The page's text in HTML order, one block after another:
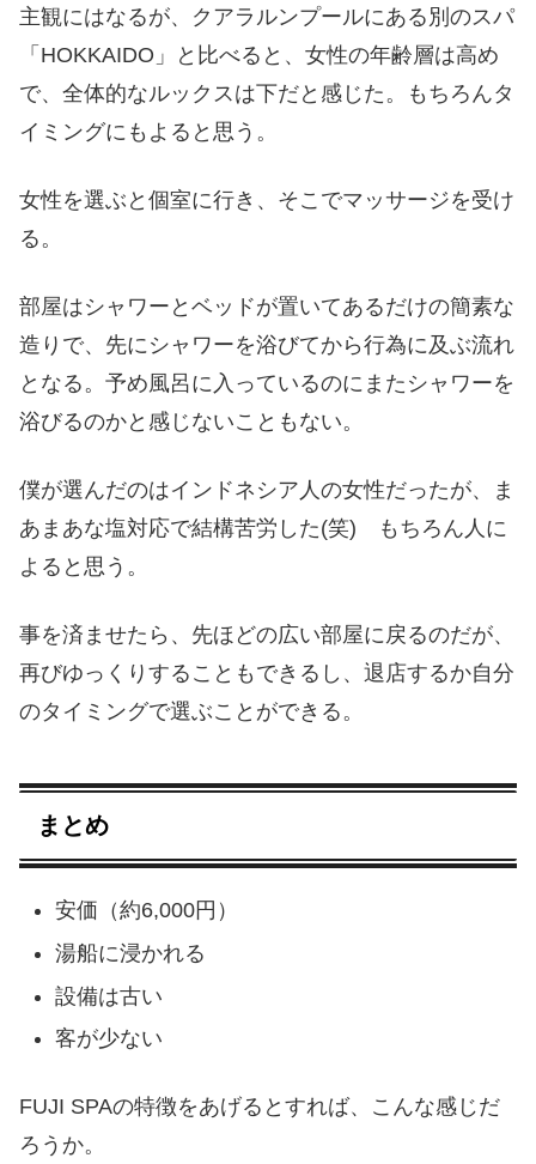
主観にはなるが、クアラルンプールにある別のスパ
「HOKKAIDO」と比べると、女性の年齢層は高め
で、全体的なルックスは下だと感じた。もちろんタ
イミングにもよると思う。
女性を選ぶと個室に行き、そこでマッサージを受け
る。
部屋はシャワーとベッドが置いてあるだけの簡素な
造りで、先にシャワーを浴びてから行為に及ぶ流れ
となる。予め風呂に入っているのにまたシャワーを
浴びるのかと感じないこともない。
僕が選んだのはインドネシア人の女性だったが、ま
あまあな塩対応で結構苦労した(笑) もちろん人に
よると思う。
事を済ませたら、先ほどの広い部屋に戻るのだが、
再びゆっくりすることもできるし、退店するか自分
のタイミングで選ぶことができる。
まとめ
安価（約6,000円）
湯船に浸かれる
設備は古い
客が少ない
FUJI SPAの特徴をあげるとすれば、こんな感じだ
ろうか。